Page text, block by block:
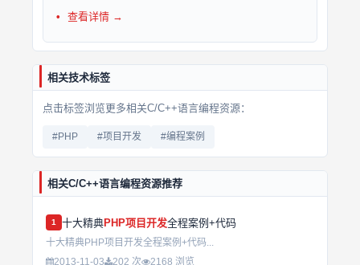
查看详情 →
相关技术标签
点击标签浏览更多相关C/C++语言编程资源：
#PHP #项目开发 #编程案例
相关C/C++语言编程资源推荐
1 十大精典PHP项目开发全程案例+代码
十大精典PHP项目开发全程案例+代码...
2013-11-03
202 次 2168 浏览